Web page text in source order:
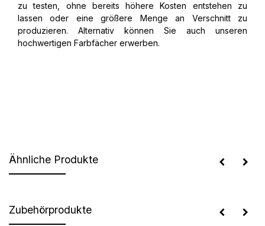
zu testen, ohne bereits höhere Kosten entstehen zu
lassen oder eine größere Menge an Verschnitt zu
produzieren. Alternativ können Sie auch unseren
hochwertigen Farbfächer erwerben.
Ähnliche Produkte
Zubehörprodukte